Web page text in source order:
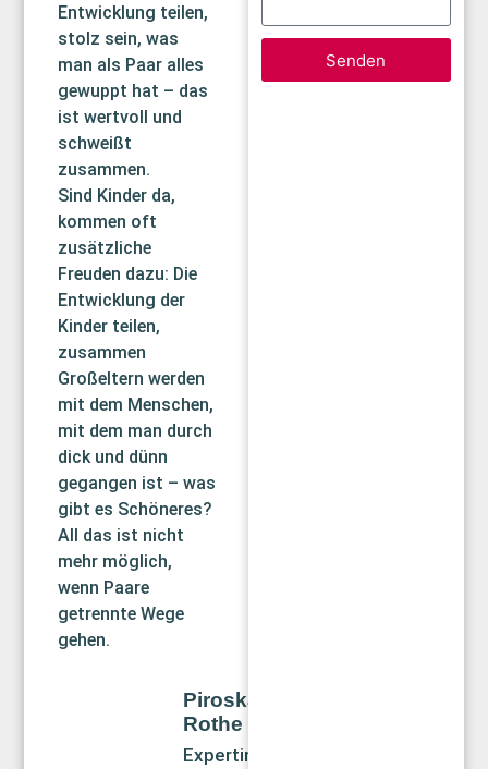
Entwicklung teilen,
stolz sein, was
man als Paar alles
gewuppt hat – das
ist wertvoll und
schweißt
zusammen.
Sind Kinder da,
kommen oft
zusätzliche
Freuden dazu: Die
Entwicklung der
Kinder teilen,
zusammen
Großeltern werden
mit dem Menschen,
mit dem man durch
dick und dünn
gegangen ist – was
gibt es Schöneres?
All das ist nicht
mehr möglich,
wenn Paare
getrennte Wege
gehen.
Piroska Gavallér-
Rothe
Expertin für
Senden